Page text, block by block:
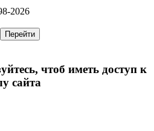
2026
чтоб иметь доступ к
сайта